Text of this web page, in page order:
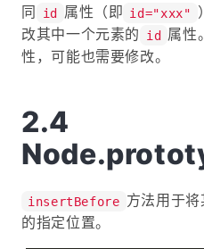
同
id 属性（即 id="xxx"
改其中一个元素的
id 属性
性，可能也需要修改。
insertBefore 方法用于
的指定位置。